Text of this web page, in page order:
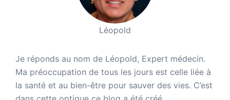
Léopold
Je réponds au nom de Léopold, Expert médecin.
Ma préoccupation de tous les jours est celle liée à
la santé et au bien-être pour sauver des vies. C’est